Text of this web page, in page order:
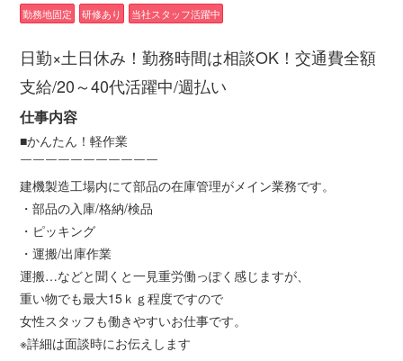
勤務地固定
研修あり 当社スタッフ活躍中
日勤×土日休み！勤務時間は相談OK！交通費全額
支給/20～40代活躍中/週払い
仕事内容
■かんたん！軽作業
￣￣￣￣￣￣￣￣￣￣￣
建機製造工場内にて部品の在庫管理がメイン業務です。
・部品の入庫/格納/検品
・ピッキング
・運搬/出庫作業
運搬…などと聞くと一見重労働っぽく感じますが、
重い物でも最大15ｋｇ程度ですので
女性スタッフも働きやすいお仕事です。
※詳細は面談時にお伝えします